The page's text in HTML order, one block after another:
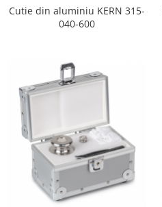
Cutie din aluminiu KERN 315-
040-600